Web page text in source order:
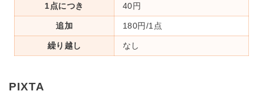
1点につき 40円
追加 180円/1点
繰り越し なし
PIXTA